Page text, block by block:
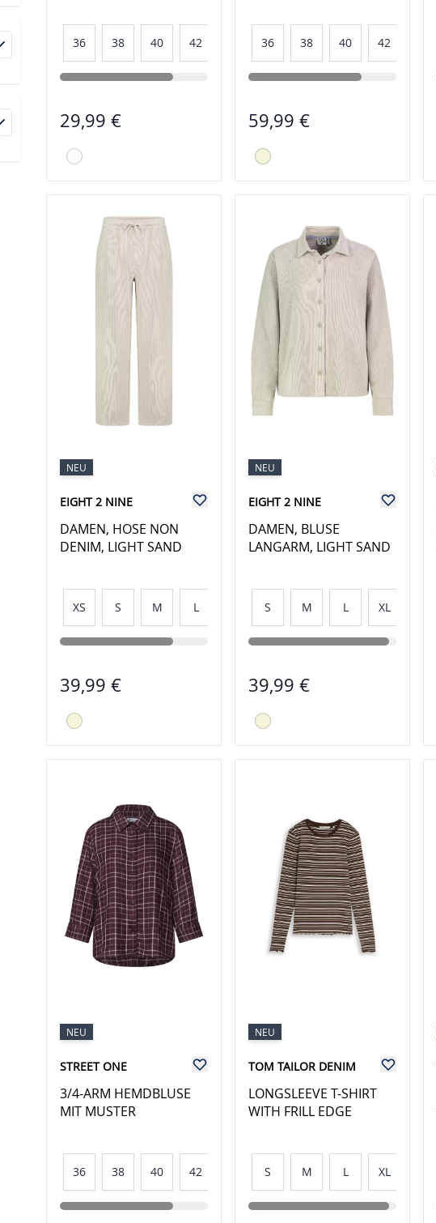
36 38 40 42
29,99 €
36 38 40 42
59,99 €
NEU
EIGHT 2 NINE
DAMEN, HOSE NON
DENIM, LIGHT SAND
XS S M L
39,99 €
NEU
EIGHT 2 NINE
DAMEN, BLUSE
LANGARM, LIGHT SAND
S M L XL
39,99 €
NEU
STREET ONE
3/4-ARM HEMDBLUSE
MIT MUSTER
36 38 40 42
NEU
TOM TAILOR DENIM
LONGSLEEVE T-SHIRT
WITH FRILL EDGE
S M L XL